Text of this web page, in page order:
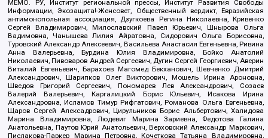
МЕМО. РУ, Институт региональной прессы, Институт Развития Свободы
Информации, Экозащита!-Женсовет, Общественный вердикт, Евразийская
антимонопольная ассоциация, Дзугкоева Регина Николаевна, Кривенко
Сергей Владимирович, Милославский Павел Юрьевич, Шнырова Ольга
Вадимовна, Чанышева Лилия Айратовна, Сидорович Ольга Борисовна,
Туровский Александр Алексеевич, Васильева Анастасия Евгеньевна, Ривина
Анна Валерьевна, Бурдина Юлия Владимировна, Бойко Анатолий
Николаевич, Пивоваров Андрей Сергеевич, Дугин Сергей Георгиевич, Аверин
Виталий Евгеньевич, Барахоев Магомед Бекханович, Шевченко Дмитрий
Александрович, Шарипков Олег Викторович, Мошель Ирина Ароновна,
Шведов Григорий Сергеевич, Пономарев Лев Александрович, Созаев
Валерий Валерьевич, Каргалицкий Борис Юльевич, Исакова Ирина
Александровна, Исламов Тимур Рифгатович, Романова Ольга Евгеньевна,
Щаров Сергей Алексадрович, Цирульников Борис Альбертович, Халидова
Марина Владимировна, Людевиг Марина Зариевна, Федотова Галина
Анатольевна, Паутов Юрий Анатольевич, Верховский Александр Маркович,
Пислакова-Паркер Марина Петровна, Кочеткова Татьяна Владимировна,